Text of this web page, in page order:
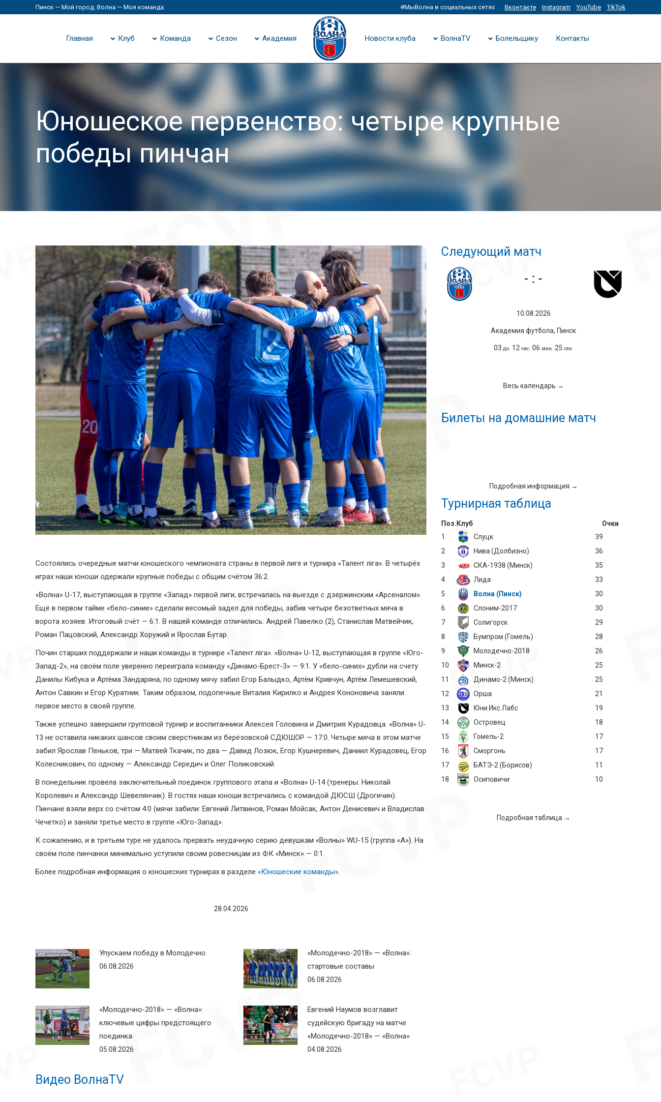
Пинск — Мой город. Волна — Моя команда. #МыВолна в социальных сетях Вконтакте Instagram YouTube TikTok
Главная Клуб Команда Сезон Академия Новости клуба ВолнаTV Болельщику Контакты
Юношеское первенство: четыре крупные
победы пинчан
Состоялись очередные матчи юношеского чемпионата страны в первой лиге и турнира «Талент лiга». В четырёх
играх наши юноши одержали крупные победы с общим счётом 36:2.
«Волна» U-17, выступающая в группе «Запад» первой лиги, встречалась на выезде с дзержинским «Арсеналом».
Ещё в первом тайме «бело-синие» сделали весомый задел для победы, забив четыре безответных мяча в
ворота хозяев. Итоговый счёт — 6:1. В нашей команде отличились: Андрей Павелко (2), Станислав Матвейчик,
Роман Пацовский, Александр Хоружий и Ярослав Бутар.
Почин старших поддержали и наши команды в турнире «Талент лiга». «Волна» U-12, выступающая в группе «Юго-
Запад-2», на своём поле уверенно переиграла команду «Динамо-Брест-3» — 9:1. У «бело-синих» дубли на счету
Данилы Кибука и Артёма Зандаряна, по одному мячу забил Егор Балыдко, Артём Кривчун, Артём Лемешевский,
Антон Савкин и Егор Куратник. Таким образом, подопечные Виталия Кирилко и Андрея Кононовича заняли
первое место в своей группе.
Также успешно завершили групповой турнир и воспитанники Алексея Головина и Дмитрия Курадовца. «Волна» U-
13 не оставила никаких шансов своим сверстникам из берёзовской СДЮШОР — 17:0. Четыре мяча в этом матче
забил Ярослав Пеньков, три — Матвей Ткачик, по два — Давид Лозюк, Егор Кушнеревич, Даниил Курадовец, Егор
Колесникович, по одному — Александр Середич и Олег Поликовский.
В понедельник провела заключительный поединок группового этапа и «Волна» U-14 (тренеры: Николай
Королевич и Александр Шевелянчик). В гостях наши юноши встречались с командой ДЮСШ (Дрогичин).
Пинчане взяли верх со счётом 4:0 (мячи забили: Евгений Литвинов, Роман Мойсак, Антон Денисевич и Владислав
Чечетко) и заняли третье место в группе «Юго-Запад».
К сожалению, и в третьем туре не удалось прервать неудачную серию девушкам «Волны» WU-15 (группа «А»). На
своём поле пинчанки минимально уступили своим ровесницам из ФК «Минск» — 0:1.
Более подробная информация о юношеских турнирах в разделе «Юношеские команды»
28.04.2026
Упускаем победу в Молодечно
06.08.2026
«Молодечно-2018» — «Волна»:
стартовые составы
06.08.2026
«Молодечно-2018» — «Волна»:
ключевые цифры предстоящего
поединка
05.08.2026
Евгений Наумов возглавит
судейскую бригаду на матче
«Молодечно-2018» — «Волна»
04.08.2026
Видео ВолнаTV
Следующий матч
10.08.2026
Академия футбола, Пинск
03 дн. 12 час. 06 мин. 24 сек.
Весь календарь →
Билеты на домашние матч
Подробная информация →
Турнирная таблица
Поз. Клуб
Очки
1
Слуцк
39
2
Нива (Долбизно)
36
3
СКА-1938 (Минск)
35
4
Лида
33
5
Волна (Пинск)
30
6
Слоним-2017
30
7
Солигорск
29
8
Бумпром (Гомель)
28
9
Молодечно-2018
26
10
Минск-2
25
11
Динамо-2 (Минск)
25
12
Орша
21
13
Юни Икс Лабс
19
14
Островец
18
15
Гомель-2
17
16
Сморгонь
17
17
БАТЭ-2 (Борисов)
11
18
Осиповичи 10
Подробная таблица →